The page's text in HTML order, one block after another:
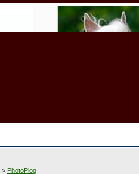
> PhotoPlog